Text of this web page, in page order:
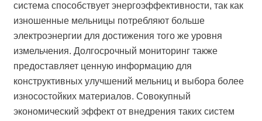
система способствует энергоэффективности, так как
изношенные мельницы потребляют больше
электроэнергии для достижения того же уровня
измельчения. Долгосрочный мониторинг также
предоставляет ценную информацию для
конструктивных улучшений мельниц и выбора более
износостойких материалов. Совокупный
экономический эффект от внедрения таких систем